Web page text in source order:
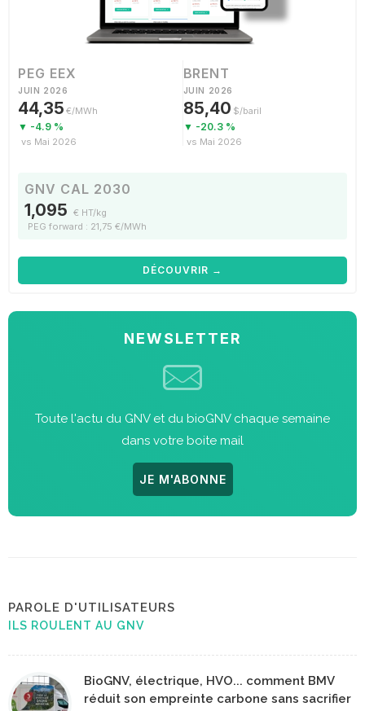
PEG EEX
JUIN 2026
44,35 €/MWh
▼ -4.9 %
vs Mai 2026
BRENT
JUIN 2026
85,40 $/baril
▼ -20.3 %
vs Mai 2026
GNV CAL 2030
1,095 € HT/kg
PEG forward : 21,75 €/MWh
DÉCOUVRIR →
NEWSLETTER
Toute l'actu du GNV et du bioGNV chaque semaine
dans votre boite mail
JE M'ABONNE
PAROLE D'UTILISATEURS
ILS ROULENT AU GNV
BioGNV, électrique, HVO... comment BMV
réduit son empreinte carbone sans sacrifier